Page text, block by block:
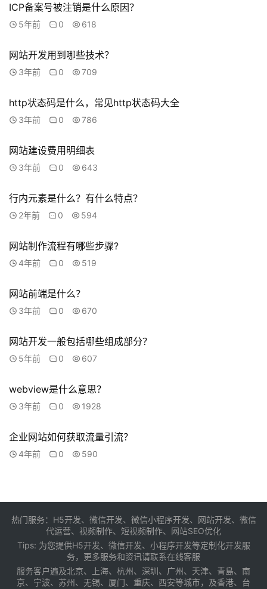
b
a
s
e
v
c
s
见
问
联
我
们
ICP备案号被注销是什么原因？
5年前 0 618
网站开发用到哪些技术？
3年前 0 709
http状态码是什么，常见http状态码大全
3年前 0 786
网站建设费用明细表
3年前 0 643
行内元素是什么？有什么特点？
2年前 0 594
网站制作流程有哪些步骤?
4年前 0 519
网站前端是什么？
3年前 0 670
网站开发一般包括哪些组成部分？
5年前 0 607
webview是什么意思？
3年前 0 1928
企业网站如何获取流量引流？
4年前 0 590
热门服务：H5开发、微信开发、微信小程序开发、网站开发、微信
代运营、视频制作、短视频制作、网站SEO优化
Tips: 为您提供H5开发、 微信开发、 小程序开发等定制化开发服
务，更多服务和资讯请联系在线客服
服务客户遍及北京、 上海、 杭州、 深圳、 广州、 天津、 青島、 南
京、 宁波、 苏州、 无锡、 厦门、 重庆、 西安等城市，及香港、 台